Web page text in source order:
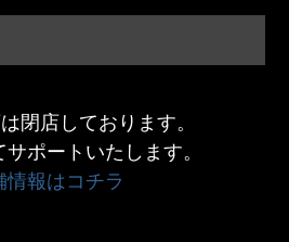
閉店しております。
ポートいたします。
情報はコチラ